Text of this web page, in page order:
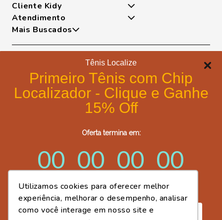
Tênis Localize
Primeiro Tênis com Chip
Localizador - Clique e Ganhe
15% Off
Oferta termina em:
00
dias
00
horas
00
minutos
00
segundos
Utilizamos cookies para oferecer melhor
experiência, melhorar o desempenho, analisar
como você interage em nosso site e
Quem somos
Nossas Tecnologias
Fases Dos Pezinhos
Dúvidas Frequentes
Trocas e Devoluções
Portal de Privacidade
Formas de Pagamento
Trabalhe Conosco
Post Fácil - Criador de Artes Kidy
Cliente Kidy
Minha Conta
Atendimento
Exceto Feriados
WhatsApp: (18) 99817-5951
Telefone: (18) 3643-2596
E-mail: lojavirtual@kidy.com.br
Mais Buscados
Tênis
Formas de pagamento
Certificados de segurança